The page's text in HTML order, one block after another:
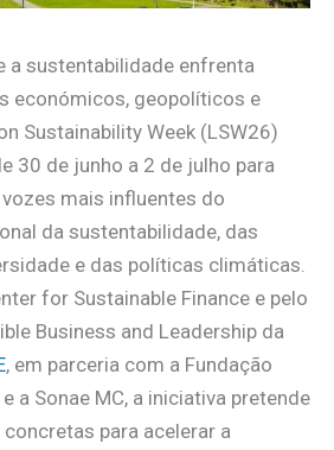
a sustentabilidade enfrenta
económicos, geopolíticos e
Sustainability Week (LSW26)
30 de junho a 2 de julho para
mais influentes do
da sustentabilidade, das
e das políticas climáticas.
for Sustainable Finance e pelo
Business and Leadership da
, em parceria com a Fundação
a Sonae MC, a iniciativa pretende
para acelerar a